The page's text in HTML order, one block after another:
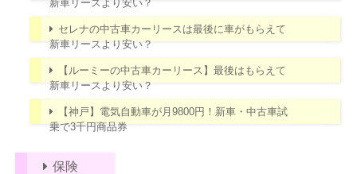
新車リースより安い？
セレナの中古車カーリースは最後に車がもらえて
新車リースより安い？
【ルーミーの中古車カーリース】最後はもらえて
新車リースより安い？
【神戸】電気自動車が月9800円！新車・中古車試
乗で3千円商品券
保険